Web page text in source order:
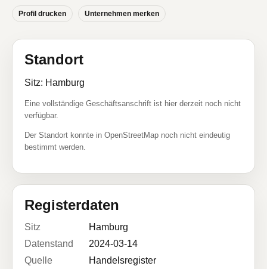
Profil drucken Unternehmen merken
Standort
Sitz: Hamburg
Eine vollständige Geschäftsanschrift ist hier derzeit noch nicht
verfügbar.
Der Standort konnte in OpenStreetMap noch nicht eindeutig
bestimmt werden.
Registerdaten
Sitz
Hamburg
Datenstand
2024-03-14
Quelle
Handelsregister